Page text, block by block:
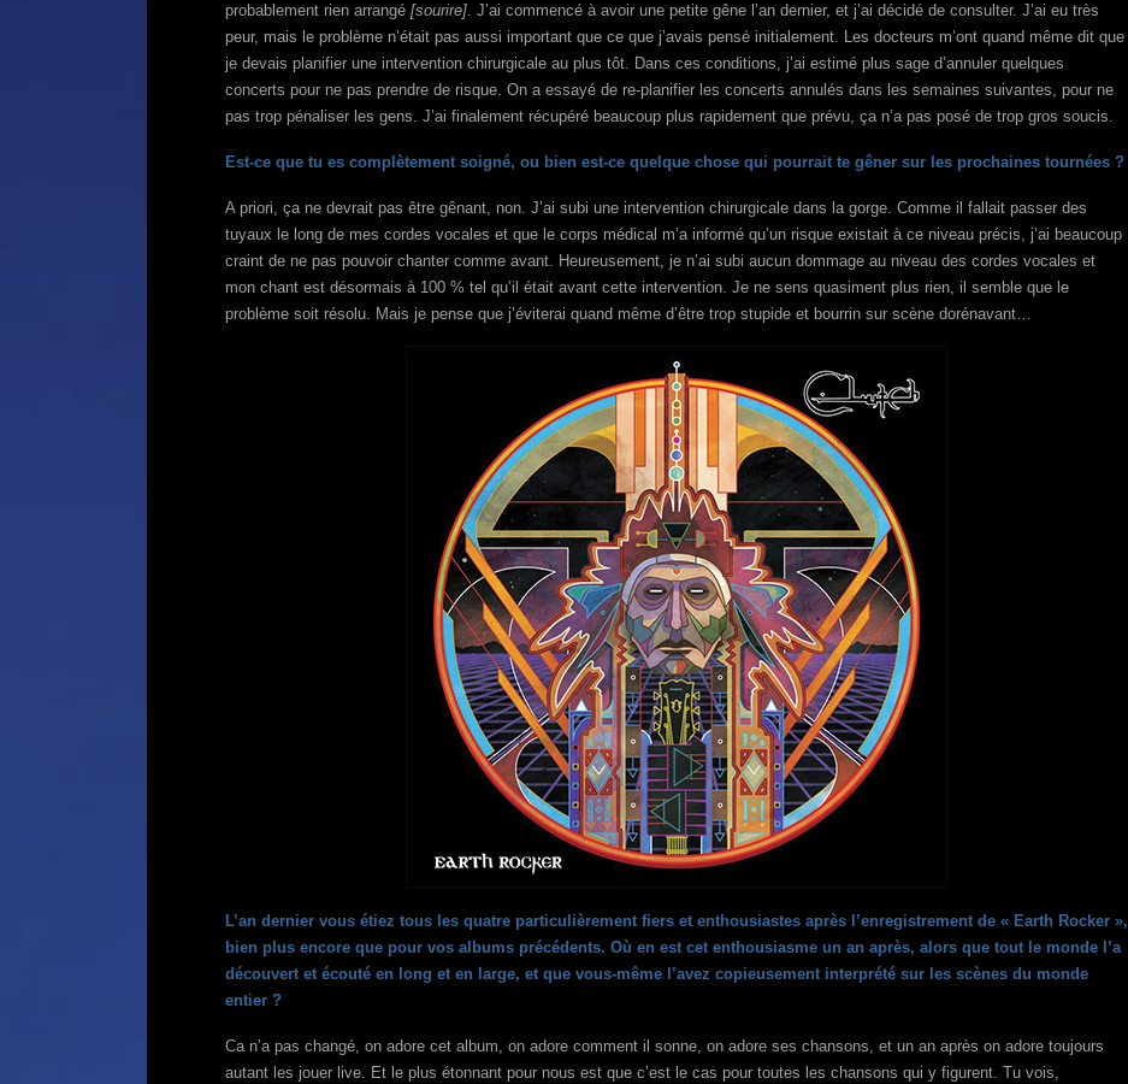
probablement rien arrangé [sourire]. J’ai commencé à avoir une petite gêne l’an dernier, et j’ai décidé de consulter. J’ai eu très
peur, mais le problème n’était pas aussi important que ce que j’avais pensé initialement. Les docteurs m’ont quand même dit que
je devais planifier une intervention chirurgicale au plus tôt. Dans ces conditions, j’ai estimé plus sage d’annuler quelques
concerts pour ne pas prendre de risque. On a essayé de re-planifier les concerts annulés dans les semaines suivantes, pour ne
pas trop pénaliser les gens. J’ai finalement récupéré beaucoup plus rapidement que prévu, ça n’a pas posé de trop gros soucis.
Est-ce que tu es complètement soigné, ou bien est-ce quelque chose qui pourrait te gêner sur les prochaines tournées ?
A priori, ça ne devrait pas être gênant, non. J’ai subi une intervention chirurgicale dans la gorge. Comme il fallait passer des
tuyaux le long de mes cordes vocales et que le corps médical m’a informé qu’un risque existait à ce niveau précis, j’ai beaucoup
craint de ne pas pouvoir chanter comme avant. Heureusement, je n’ai subi aucun dommage au niveau des cordes vocales et
mon chant est désormais à 100 % tel qu’il était avant cette intervention. Je ne sens quasiment plus rien, il semble que le
problème soit résolu. Mais je pense que j’éviterai quand même d’être trop stupide et bourrin sur scène dorénavant…
L’an dernier vous étiez tous les quatre particulièrement fiers et enthousiastes après l’enregistrement de « Earth Rocker »,
bien plus encore que pour vos albums précédents. Où en est cet enthousiasme un an après, alors que tout le monde l’a
découvert et écouté en long et en large, et que vous-même l’avez copieusement interprété sur les scènes du monde
entier ?
Ca n’a pas changé, on adore cet album, on adore comment il sonne, on adore ses chansons, et un an après on adore toujours
autant les jouer live. Et le plus étonnant pour nous est que c’est le cas pour toutes les chansons qui y figurent. Tu vois,